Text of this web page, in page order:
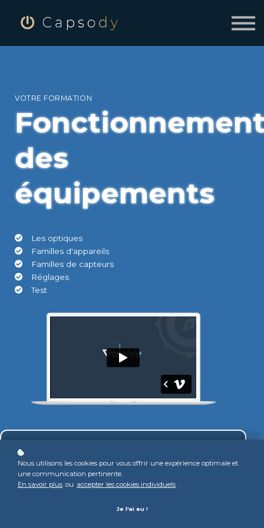
VOTRE FORMATION
des
équipements
Les optiques
Familles d'appareils
Familles de capteurs
Réglages
Test
Nous utilisons les cookies pour vous offrir une expérience optimale et
une communication pertinente.
En savoir plus ou accepter les cookies individuels .
Je l'ai eu !